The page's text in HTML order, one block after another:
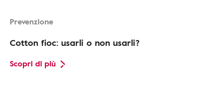
Prevenzione
Cotton fioc: usarli o non usarli?
Scopri di più